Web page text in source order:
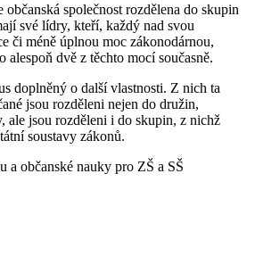
občanská společnost rozdělena do skupin
své lídry, kteří, každý nad svou
či méně úplnou moc zákonodárnou,
dvě z těchto mocí současně.
doplněný o další vlastnosti. Z nich ta
jsou rozděleni nejen do družin,
ale jsou rozděleni i do skupin, z nichž
soustavy zákonů.
a občanské nauky pro ZŠ a SŠ